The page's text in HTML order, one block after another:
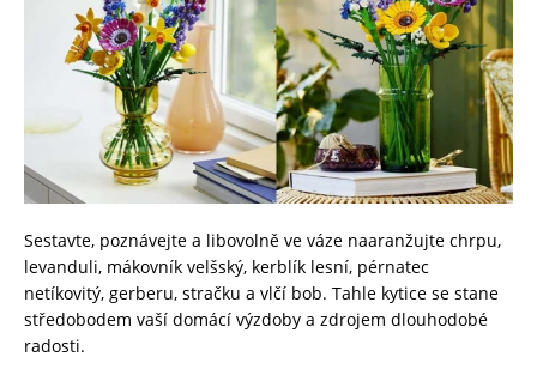
Sestavte, poznávejte a libovolně ve váze naaranžujte chrpu,
levanduli, mákovník velšský, kerblík lesní, pérnatec
netíkovitý, gerberu, stračku a vlčí bob. Tahle kytice se stane
středobodem vaší domácí výzdoby a zdrojem dlouhodobé
radosti.